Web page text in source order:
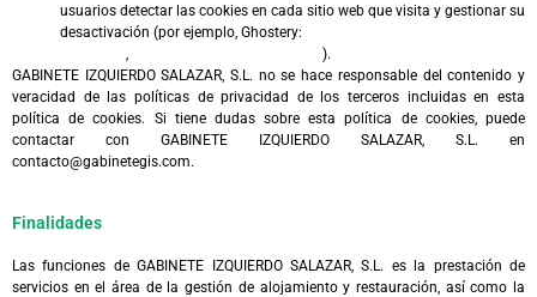
usuarios detectar las cookies en cada sitio web que visita y gestionar su
desactivación (por ejemplo, Ghostery:
,
).
GABINETE IZQUIERDO SALAZAR, S.L. no se hace responsable del contenido y
veracidad de las políticas de privacidad de los terceros incluidas en esta
política de cookies. Si tiene dudas sobre esta política de cookies, puede
contactar con GABINETE IZQUIERDO SALAZAR, S.L. en
contacto@gabinetegis.com.
Finalidades
Las funciones de GABINETE IZQUIERDO SALAZAR, S.L. es la prestación de
servicios en el área de la gestión de alojamiento y restauración, así como la